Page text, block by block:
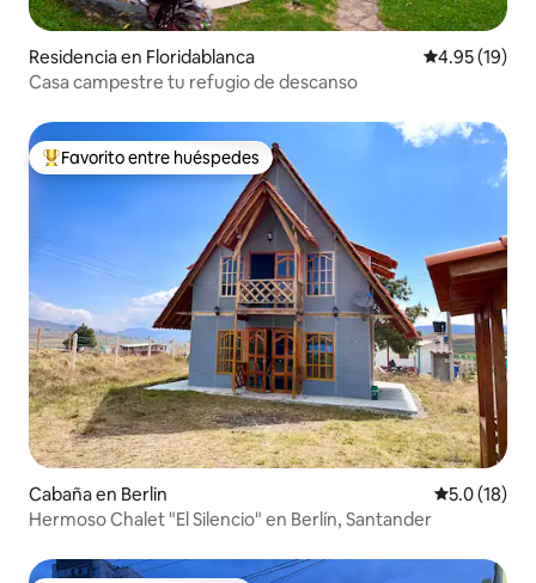
Residencia en Floridablanca Calificación
4.95 (19)
Casa campestre tu refugio de descanso
De los mejores en Favorito entre huéspedes
Favorito entre huéspedes
Cabaña en Berlin Calificación
5.0 (18)
Hermoso Chalet "El Silencio" en Berlín, Santander